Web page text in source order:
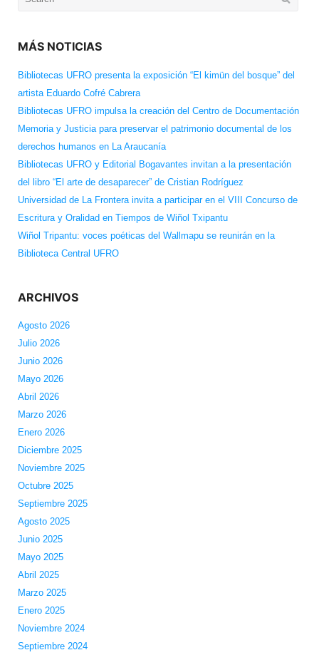
MÁS NOTICIAS
Bibliotecas UFRO presenta la exposición “El kimün del bosque” del
artista Eduardo Cofré Cabrera
Bibliotecas UFRO impulsa la creación del Centro de Documentación
Memoria y Justicia para preservar el patrimonio documental de los
derechos humanos en La Araucanía
Bibliotecas UFRO y Editorial Bogavantes invitan a la presentación
del libro “El arte de desaparecer” de Cristian Rodríguez
Universidad de La Frontera invita a participar en el VIII Concurso de
Escritura y Oralidad en Tiempos de Wiñol Txipantu
Wiñol Tripantu: voces poéticas del Wallmapu se reunirán en la
Biblioteca Central UFRO
ARCHIVOS
Agosto 2026
Julio 2026
Junio 2026
Mayo 2026
Abril 2026
Marzo 2026
Enero 2026
Diciembre 2025
Noviembre 2025
Octubre 2025
Septiembre 2025
Agosto 2025
Junio 2025
Mayo 2025
Abril 2025
Marzo 2025
Enero 2025
Noviembre 2024
Septiembre 2024